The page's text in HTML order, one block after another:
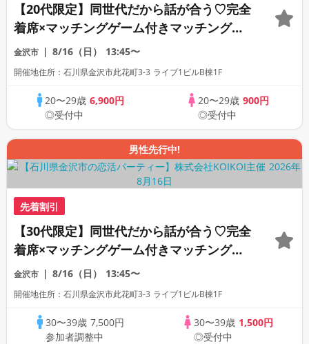
【20代限定】同世代だから話が合う♡完全
着席×マッチングゲーム付きマッチングコ
ン
金沢市 8/16（日） 13:45〜
開催地住所：石川県金沢市此花町3-3 ライブ1ビルB棟1F
20〜29歳6,900円
◎受付中
20〜29歳 900円
◎受付中
男性先行中!
先着割引
【30代限定】同世代だから話が合う♡完全
着席×マッチングゲーム付きマッチングコ
ン
金沢市 8/16（日） 13:45〜
開催地住所：石川県金沢市此花町3-3 ライブ1ビルB棟1F
30〜39歳 7,500円
参加者調整中
30〜39歳 1,500円
◎受付中